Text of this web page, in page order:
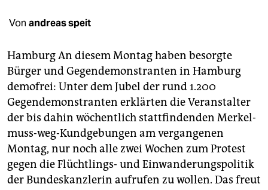
unterstützen
abo
genossenschaft
epaper login
Von andreas speit
Hamburg An diesem Montag haben besorgte
Bürger und Gegendemonstranten in Hamburg
demofrei: Unter dem Jubel der rund 1.200
Gegendemonstranten erklärten die Veranstalter
der bis dahin wöchentlich stattfindenden Merkel-
muss-weg-Kundgebungen am vergangenen
Montag, nur noch alle zwei Wochen zum Protest
gegen die Flüchtlings- und Einwanderungspolitik
der Bundeskanzlerin aufrufen zu wollen. Das freut